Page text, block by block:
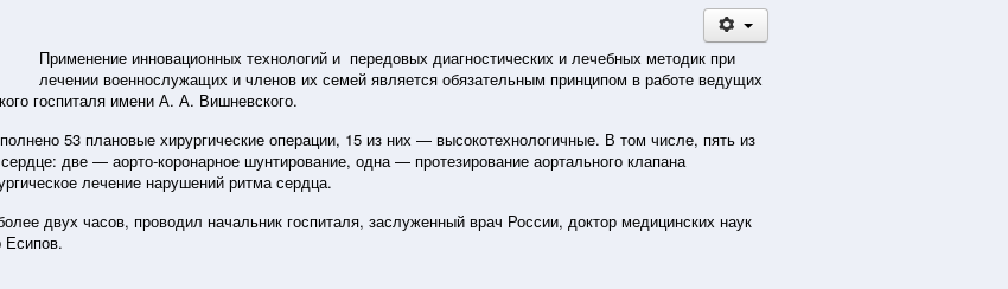
Применение инновационных технологий и передовых диагностических и лечебных методик при
лечении военнослужащих и членов их семей является обязательным принципом в работе ведущих
госпиталя имени А. А. Вишневского.
53 плановые хирургические операции, 15 из них — высокотехнологичные. В том числе, пять из
две — аорто-коронарное шунтирование, одна — протезирование аортального клапана
лечение нарушений ритма сердца.
двух часов, проводил начальник госпиталя, заслуженный врач России, доктор медицинских наук
Есипов.